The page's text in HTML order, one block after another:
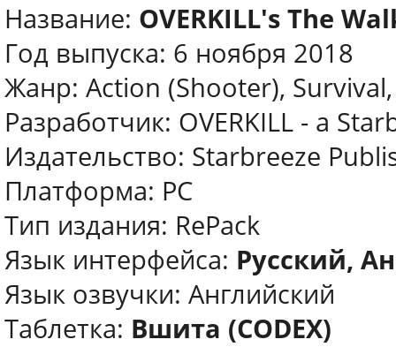
Название: OVERKILL's The
Год выпуска: 6 ноября 2018
Жанр: Action (Shooter),
Разработчик: OVERKILL - a
Издательство: Starbreeze
Платформа: PC
Тип издания: RePack
Язык интерфейса: Русский,
Язык озвучки: Английский
Таблетка: Вшита (CODEX)